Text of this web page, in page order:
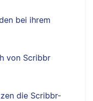
bei ihrem
von Scribbr
die Scribbr-